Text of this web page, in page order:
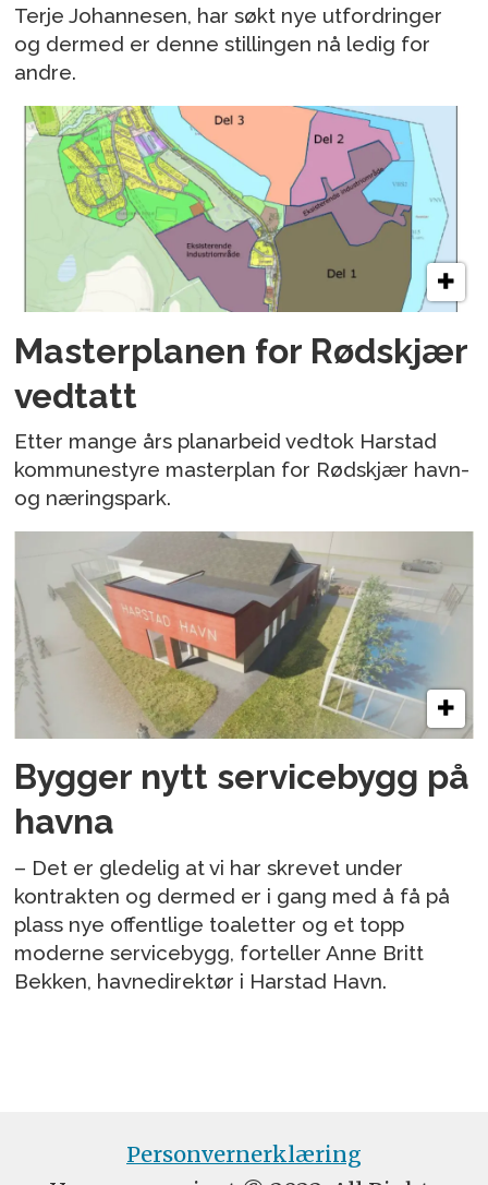
Terje Johannesen, har søkt nye utfordringer
og dermed er denne stillingen nå ledig for
andre.
Masterplanen for Rødskjær
vedtatt
Etter mange års planarbeid vedtok Harstad
kommunestyre masterplan for Rødskjær havn-
og næringspark.
Bygger nytt servicebygg på
havna
– Det er gledelig at vi har skrevet under
kontrakten og dermed er i gang med å få på
plass nye offentlige toaletter og et topp
moderne servicebygg, forteller Anne Britt
Bekken, havnedirektør i Harstad Havn.
Personvernerklæring